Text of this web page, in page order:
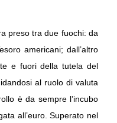
preso tra due fuochi: da
americani; dall’altro
e fuori della tutela del
al ruolo di valuta
è da sempre l’incubo
all’euro. Superato nel